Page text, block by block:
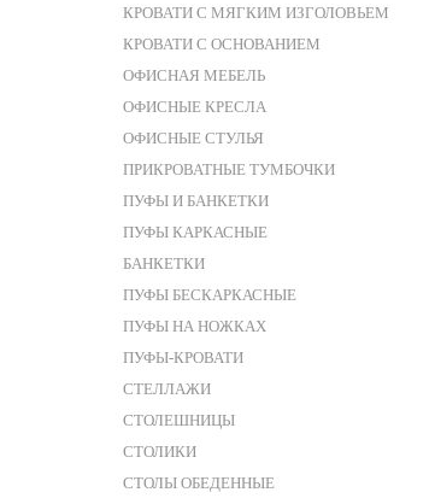
КРОВАТИ С МЯГКИМ ИЗГОЛОВЬЕМ
КРОВАТИ С ОСНОВАНИЕМ
ОФИСНАЯ МЕБЕЛЬ
ОФИСНЫЕ КРЕСЛА
ОФИСНЫЕ СТУЛЬЯ
ПРИКРОВАТНЫЕ ТУМБОЧКИ
ПУФЫ И БАНКЕТКИ
ПУФЫ КАРКАСНЫЕ
БАНКЕТКИ
ПУФЫ БЕСКАРКАСНЫЕ
ПУФЫ НА НОЖКАХ
ПУФЫ-КРОВАТИ
СТЕЛЛАЖИ
СТОЛЕШНИЦЫ
СТОЛИКИ
СТОЛЫ ОБЕДЕННЫЕ